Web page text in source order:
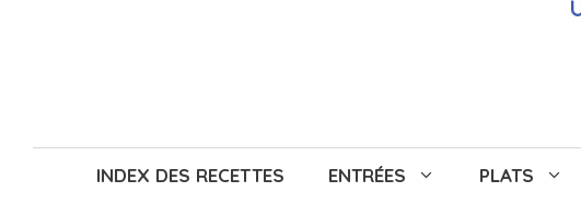
INDEX DES RECETTES ENTRÉES PLATS